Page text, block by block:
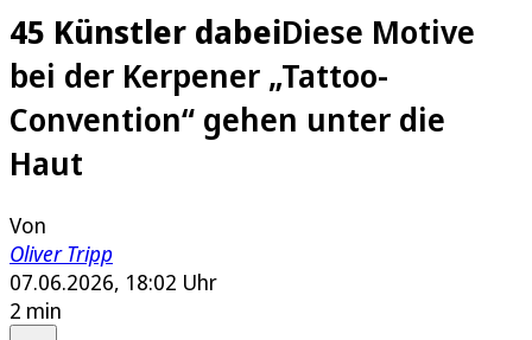
45 Künstler dabeiDiese Motive
bei der Kerpener „Tattoo-
Convention“ gehen unter die
Haut
Von
Oliver Tripp
07.06.2026, 18:02 Uhr
2 min